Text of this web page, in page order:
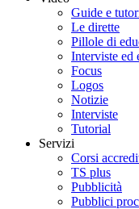
Guide e
Le dirette
Pillole di
Interviste ed
Focus
Logos
Notizie
Interviste
Tutorial
Servizi
Corsi
TS plus
Pubblicità
Pubblici